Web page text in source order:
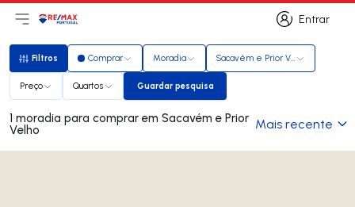
Entrar
Entrar
Abri menu principal
LogoIr para página inicial
Filtros
Filtros Comprar Moradia Sacavém e Prior Velho
Preço Quartos Guardar pesquisa
Guardar pesquisa
1 moradia para comprar em Sacavém e Prior
Velho Mais recente